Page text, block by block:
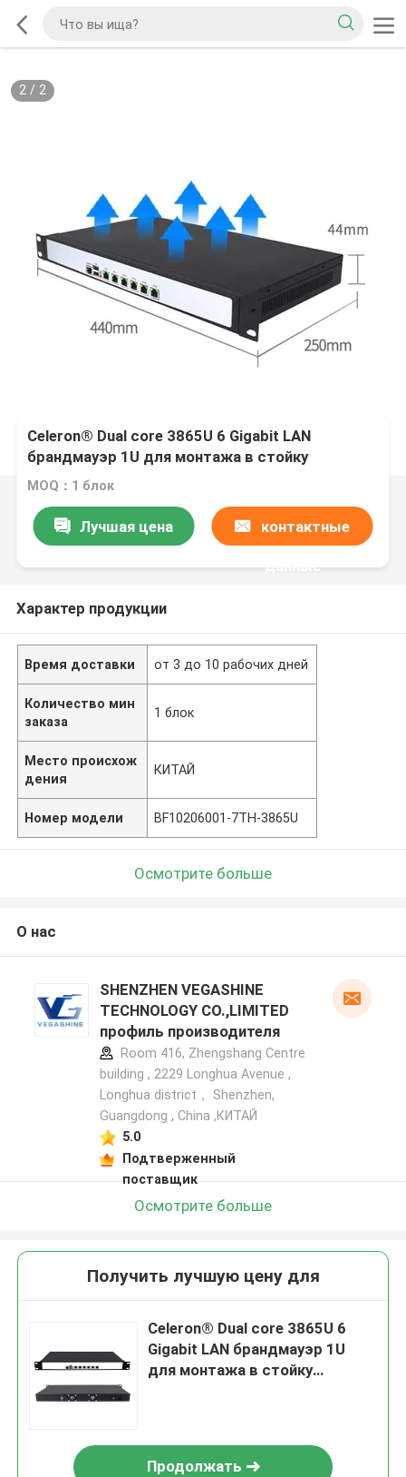
2/ 2
Celeron® Dual core 3865U 6 Gigabit LAN
брандмауэр 1U для монтажа в стойку
Устройство для ПК с поддержкой pFsense
MOQ：1 блок
Лучшая цена контактные
данные
Характер продукции
Время доставки от 3 до 10 рабочих дней
Количество мин
заказа
1 блок
Место происхож
дения
КИТАЙ
Номер модели BF10206001-7TH-3865U
Осмотрите больше
О нас
SHENZHEN VEGASHINE
TECHNOLOGY CO.,LIMITED
профиль производителя
Room 416, Zhengshang Centre
building , 2229 Longhua Avenue ,
Longhua district， Shenzhen,
Guangdong , China ,КИТАЙ
5.0
Подтверженный
поставщик
Осмотрите больше
Получить лучшую цену для
Celeron® Dual core 3865U 6
Gigabit LAN брандмауэр 1U
для монтажа в стойку
Продолжать